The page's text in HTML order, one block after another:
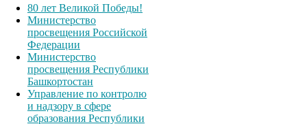
80 лет Великой Победы!
Министерство
просвещения Российской
Федерации
Министерство
просвещения Республики
Башкортостан
Управление по контролю
и надзору в сфере
образования Республики